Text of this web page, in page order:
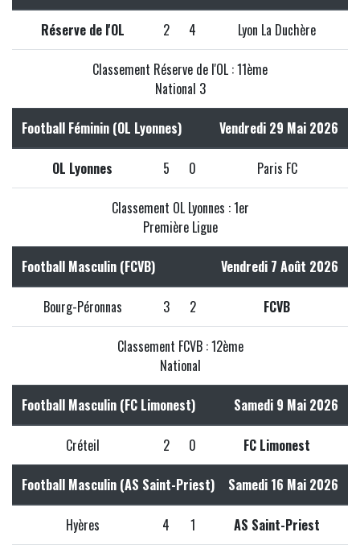
Réserve de l'OL 2 4 Lyon La Duchère
Classement Réserve de l'OL : 11ème
National 3
Football Féminin (OL Lyonnes) Vendredi 29 Mai 2026
OL Lyonnes 5 0 Paris FC
Classement OL Lyonnes : 1er
Première Ligue
Football Masculin (FCVB) Vendredi 7 Août 2026
Bourg-Péronnas 3 2 FCVB
Classement FCVB : 12ème
National
Football Masculin (FC Limonest) Samedi 9 Mai 2026
Créteil 2 0 FC Limonest
Football Masculin (AS Saint-Priest) Samedi 16 Mai 2026
Hyères 4 1 AS Saint-Priest